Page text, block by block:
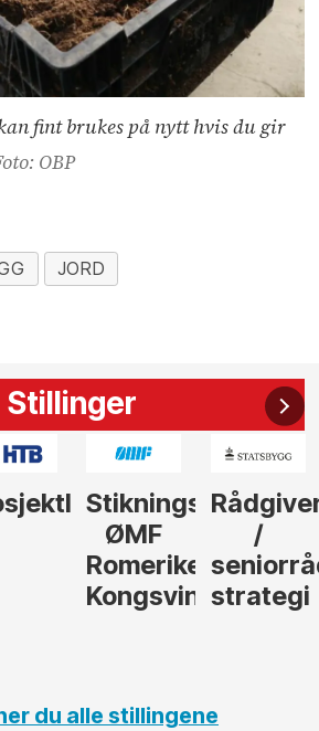
fint brukes på nytt hvis du gir
OBP
JORD
Stillinger
Rådgiver
/
seniorrådgiver
strategi
til
i Gulen
du alle stillingene